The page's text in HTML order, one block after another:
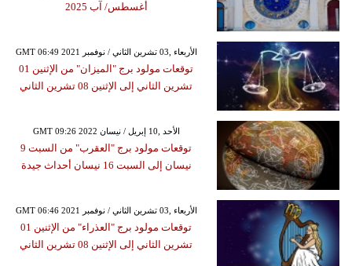
أغسطس/ آب 2025
GMT 06:49 2021 الأربعاء ,03 تشرين الثاني / نوفمبر
توقعات مولود برج "الميزان" من الإثنين 01
تشرين الثاني إلى الإثنين 08 تشرين الثاني
GMT 09:26 2022 الأحد ,10 إبريل / نيسان
توقعات مولود برج "العقرب" من السبت 9
نيسان إلى السبت 16 نيسان أحداث جيدة
GMT 06:46 2021 الأربعاء ,03 تشرين الثاني / نوفمبر
توقعات مولود برج "العذراء" من الإثنين 01
تشرين الثاني إلى الإثنين 08 تشرين الثاني